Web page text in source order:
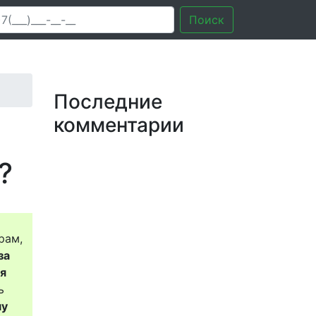
Поиск
Последние
комментарии